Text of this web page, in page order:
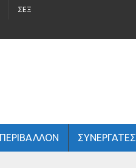
ΣΈΞ
ΠΕΡΙΒΆΛΛΟΝ ΣΥΝΕΡΓΑΤΕΣ